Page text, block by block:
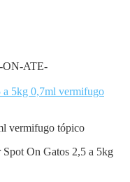
ON-ATE-
vermifugo tópico
On Gatos 2,5 a 5kg